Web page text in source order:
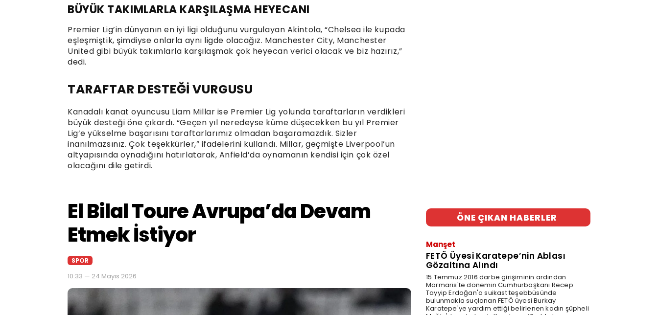
BÜYÜK TAKIMLARLA KARŞILAŞMA HEYECANI
Premier Lig’in dünyanın en iyi ligi olduğunu vurgulayan Akintola, “Chelsea ile kupada
eşleşmiştik, şimdiyse onlarla aynı ligde olacağız. Manchester City, Manchester
United gibi büyük takımlarla karşılaşmak çok heyecan verici olacak ve biz hazırız,”
dedi.
TARAFTAR DESTEĞİ VURGUSU
Kanadalı kanat oyuncusu Liam Millar ise Premier Lig yolunda taraftarların verdikleri
büyük desteği öne çıkardı. “Geçen yıl neredeyse küme düşecekken bu yıl Premier
Lig’e yükselme başarısını taraftarlarımız olmadan başaramazdık. Sizler
inanılmazsınız. Çok teşekkürler,” ifadelerini kullandı. Millar, geçmişte Liverpool’un
altyapısında oynadığını hatırlatarak, Anfield’da oynamanın kendisi için çok özel
olacağını dile getirdi.